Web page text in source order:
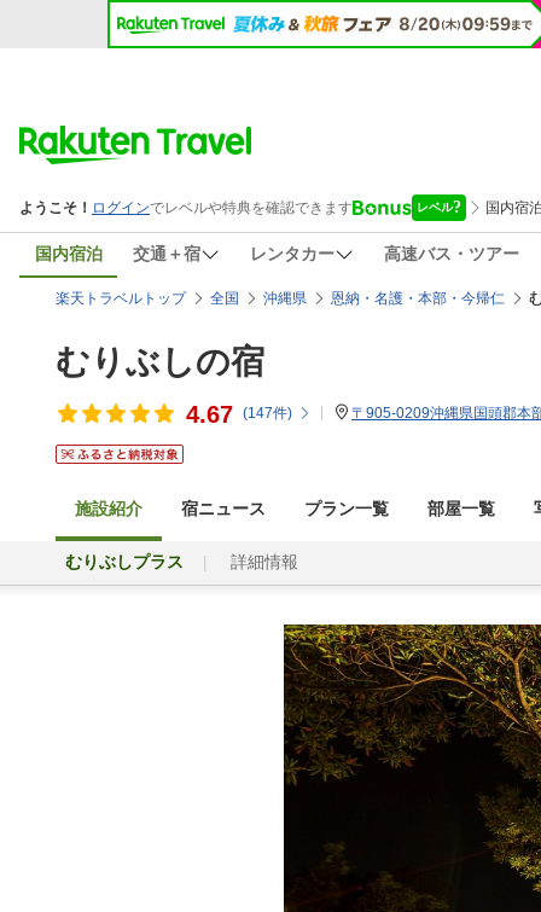
国内宿泊 交通＋宿 レンタカー 高速バス・ツアー
楽天トラベルトップ 全国 沖縄県 恩納・名護・本部・今帰仁
むりぶしの宿
4.67 (147件) 〒905-0209沖縄県国頭郡本
施設紹介 宿ニュース プラン一覧 部屋一覧
むりぶしプラス 詳細情報